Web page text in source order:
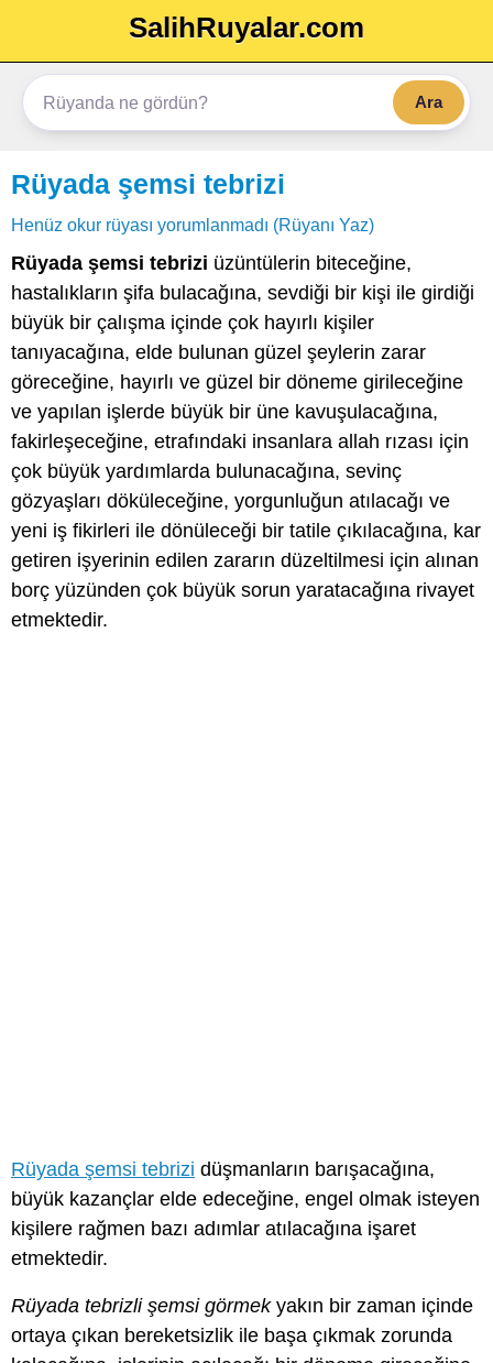
SalihRuyalar.com
Ara
Rüyada şemsi tebrizi
Henüz okur rüyası yorumlanmadı (Rüyanı Yaz)
Rüyada şemsi tebrizi üzüntülerin biteceğine,
hastalıkların şifa bulacağına, sevdiği bir kişi ile girdiği
büyük bir çalışma içinde çok hayırlı kişiler
tanıyacağına, elde bulunan güzel şeylerin zarar
göreceğine, hayırlı ve güzel bir döneme girileceğine
ve yapılan işlerde büyük bir üne kavuşulacağına,
fakirleşeceğine, etrafındaki insanlara allah rızası için
çok büyük yardımlarda bulunacağına, sevinç
gözyaşları döküleceğine, yorgunluğun atılacağı ve
yeni iş fikirleri ile dönüleceği bir tatile çıkılacağına, kar
getiren işyerinin edilen zararın düzeltilmesi için alınan
borç yüzünden çok büyük sorun yaratacağına rivayet
etmektedir.
Rüyada şemsi tebrizi düşmanların barışacağına,
büyük kazançlar elde edeceğine, engel olmak isteyen
kişilere rağmen bazı adımlar atılacağına işaret
etmektedir.
Rüyada tebrizli şemsi görmekyakın bir zaman içinde
ortaya çıkan bereketsizlik ile başa çıkmak zorunda